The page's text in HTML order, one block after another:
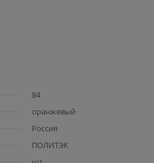
84
оранжевый
Россия
ПОЛИТЭК